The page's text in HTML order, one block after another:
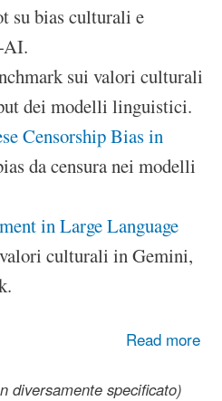
su bias culturali e
AI.
sui valori culturali
dei modelli linguistici.
Censorship Bias in
da censura nei modelli
in Large Language
culturali in Gemini,
Read more
per Oriente e Occidente
diversamente specificato)